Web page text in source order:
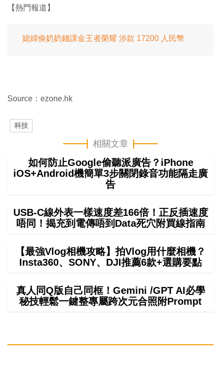
【熱門報道】
媳婦偷奶奶錢課金王者榮耀 涉款 17200 人民幣
Source：ezone.hk
科技
相關文章
如何防止Google偷聽派廣告？iPhone
iOS+Android機簡單3步關閉錄音功能隔走廣
告
USB-C線外表一樣速度差166倍！正反插速度
唔同！揭充到電傳唔到Data死穴附買線指南
【最強Vlog相機攻略】拍Vlog用什麼相機？
Insta360、SONY、DJI推薦6款+選購要點
真人同Q版自己同框！Gemini /GPT AI必學
秘技輕鬆一鍵整專屬跨次元合照附Prompt